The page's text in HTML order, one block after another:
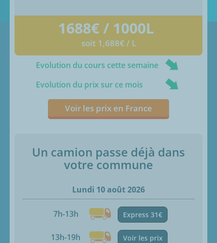
1688€ / 1000L
soit 1,688€ / L
Evolution du cours cette semaine
Evolution du prix sur ce mois
Voir les prix en France
Un camion passe déjà dans
votre commune
Lundi 10 août 2026
7h-13h Express 31€
13h-19h Voir les prix